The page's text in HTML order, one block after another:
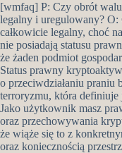
[wmfaq] P: Czy obrót
legalny i uregulowany?
całkowicie legalny, choć
nie posiadają statusu
że żaden podmiot
Status prawny
o przeciwdziałaniu praniu
terroryzmu, która
Jako użytkownik masz
oraz przechowywania
że wiąże się to z
oraz koniecznością